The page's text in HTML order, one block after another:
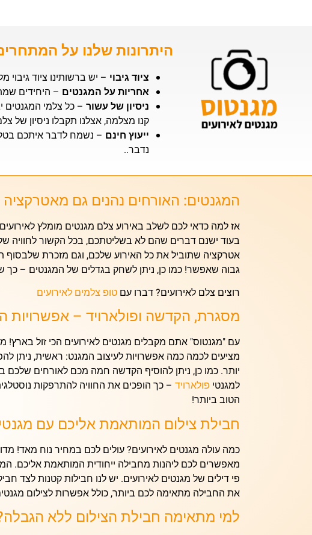
היתרונות שלנו על
ציוד גיבוי – יש ברשותינו ציוד גיבוי
אחריות על המגנטים – היחידים
ניסיון של עשור – כל צלמי המגנטים
קנו מצלמה, אצלנו תקבלו ניסיון של
ייעוץ חינם – נשמח לדבר איתכם
נדבר..
המגנטים: האורחים נהנים גם
אז למה כדאי לכם לשלב באירוע צלם מגנטים מומלץ
בעוד ישנם דברים שהם לא בשליטתכם, בכל הקשור לחוויה
אטרקציה שתוביל את כל האירוע שלכם, וגם מזכרת שלבסוף
גבוה שאפשר! כמו כן, ניתן לשחק בגדלים של המגנטים – כך
רוצים צלם לאירועים? דברו עם טופ צלמים לאירועים
מסגרת, הקדשה ופולארויד – אפשרויות
עם "מגנטוס" אתם מקבלים מגנטים לאירועים הכי זול בארץ!
מציעים לכמה כמה אפשרויות לעיצוב המגנט: ראשית, ניתן
יותר. כמו כן, ניתן להוסיף הקדשה חמה מכם לאורחים
למגנטי פולארויד – כך הופכים את החוויה להתרפקות
הטוב ביותר!
חבילת צילום המותאמת אליכם עם
כמה עולה מגנטים לאירועים?עולים לכם במחיר נוח מאד!
מאפשרים לכם ליהנות מחבילה ייחודית המותאמת אליכם.
פי דילים של מגנטים לאירועים. יש לנו חבילות קטנות לצד
את החבילה מתאימה לכם ביותר, כולל אפשרות לצילום מגנטים
למי מתאימה חבילת הצילום ללא